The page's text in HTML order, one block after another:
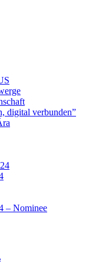
digital verbunden”
– Nominee